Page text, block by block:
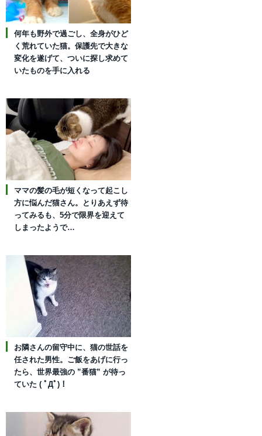
何年も野外で過ごし、全身がひど
く荒れていた猫。保護先で大きな
変化を遂げて、ついに探し求めて
いたものを手に入れる
ママの髪の毛が短くなって起こし
方に悩んだ猫さん。とりあえず待
ってみるも、5分で限界を迎えて
しまったようで…
お隣さんの留守中に、猫の世話を
任された男性。ご飯をあげに行っ
たら、世界最強の ”番猫” が待っ
ていた ( ﾟДﾟ)！